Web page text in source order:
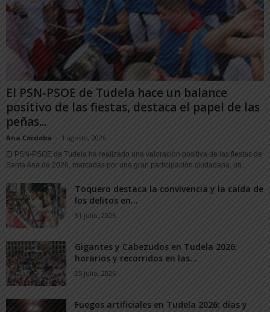
El PSN-PSOE de Tudela hace un balance
positivo de las fiestas, destaca el papel de las
peñas...
Ana Córdoba - 1 agosto, 2026
El PSN-PSOE de Tudela ha realizado una valoración positiva de las fiestas de
Santa Ana de 2026, marcadas por una gran participación ciudadana, un...
Toquero destaca la convivencia y la caída de
los delitos en...
31 julio, 2026
Gigantes y Cabezudos en Tudela 2026:
horarios y recorridos en las...
25 julio, 2026
Fuegos artificiales en Tudela 2026: días y